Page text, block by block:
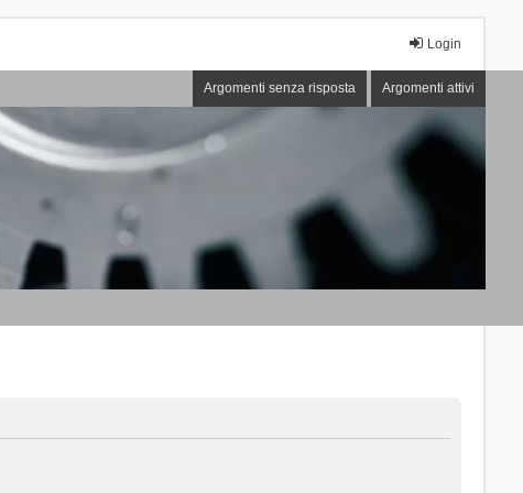
Login
Argomenti senza risposta Argomenti attivi